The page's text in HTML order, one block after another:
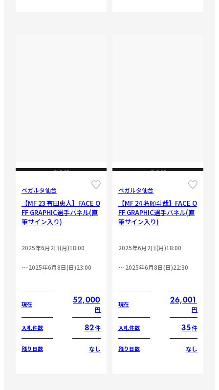
CLOSE
ベガルタ仙台
【MF 23 有田恵人】FACE O
FF GRAPHIC選手パネル(直
筆サイン入り)
2025年6月2日(月)18:00
2025年6月8日(日)23:00
現在 52,000
円
入札件数 82件
残り日数 なし
CLOSE
ベガルタ仙台
【MF 24 名願斗哉】FACE O
FF GRAPHIC選手パネル(直
筆サイン入り)
2025年6月2日(月)18:00
2025年6月8日(日)22:30
現在 26,001
円
入札件数 35件
残り日数 なし